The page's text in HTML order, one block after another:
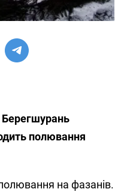
Берегшурань
полювання
на фазанів.